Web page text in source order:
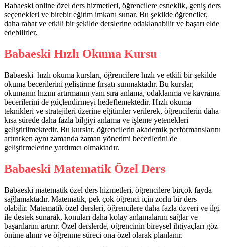
Babaeski online özel ders hizmetleri, öğrencilere esneklik, geniş ders
seçenekleri ve birebir eğitim imkanı sunar. Bu şekilde öğrenciler,
daha rahat ve etkili bir şekilde derslerine odaklanabilir ve başarı elde
edebilirler.
Babaeski Hızlı Okuma Kursu
Babaeski hızlı okuma kursları, öğrencilere hızlı ve etkili bir şekilde
okuma becerilerini geliştirme fırsatı sunmaktadır. Bu kurslar,
okumanın hızını artırmanın yanı sıra anlama, odaklanma ve kavrama
becerilerini de güçlendirmeyi hedeflemektedir. Hızlı okuma
teknikleri ve stratejileri üzerine eğitimler verilerek, öğrencilerin daha
kısa sürede daha fazla bilgiyi anlama ve işleme yetenekleri
geliştirilmektedir. Bu kurslar, öğrencilerin akademik performanslarını
artırırken aynı zamanda zaman yönetimi becerilerini de
geliştirmelerine yardımcı olmaktadır.
Babaeski Matematik Özel Ders
Babaeski matematik özel ders hizmetleri, öğrencilere birçok fayda
sağlamaktadır. Matematik, pek çok öğrenci için zorlu bir ders
olabilir. Matematik özel dersleri, öğrencilere daha fazla özveri ve ilgi
ile destek sunarak, konuları daha kolay anlamalarını sağlar ve
başarılarını artırır. Özel derslerde, öğrencinin bireysel ihtiyaçları göz
önüne alınır ve öğrenme süreci ona özel olarak planlanır.